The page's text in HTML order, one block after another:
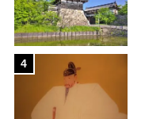
4